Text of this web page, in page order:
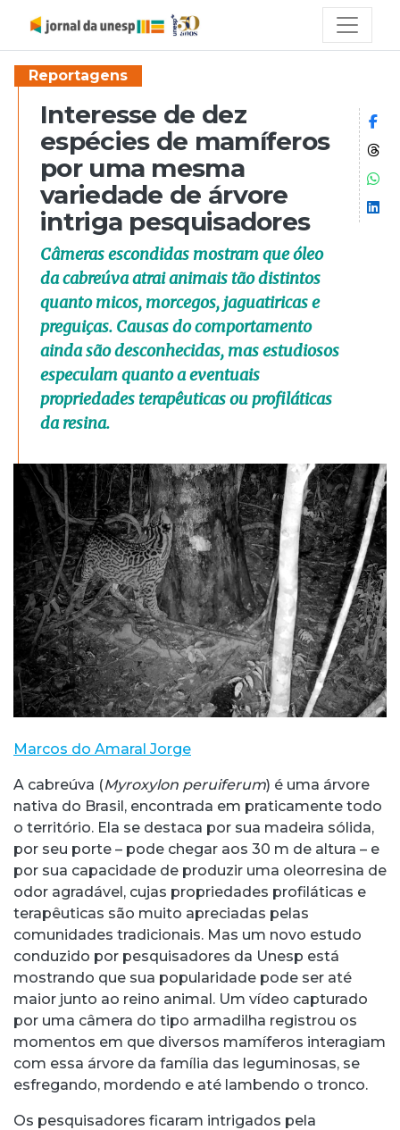
Reportagens
Interesse de dez
espécies de mamíferos
por uma mesma
variedade de árvore
intriga pesquisadores
Câmeras escondidas mostram que óleo
da cabreúva atrai animais tão distintos
quanto micos, morcegos, jaguatiricas e
preguiças. Causas do comportamento
ainda são desconhecidas, mas estudiosos
especulam quanto a eventuais
propriedades terapêuticas ou profiláticas
da resina.
Marcos do Amaral Jorge
A cabreúva (Myroxylon peruiferum) é uma árvore
nativa do Brasil, encontrada em praticamente todo
o território. Ela se destaca por sua madeira sólida,
por seu porte – pode chegar aos 30 m de altura – e
por sua capacidade de produzir uma oleorresina de
odor agradável, cujas propriedades profiláticas e
terapêuticas são muito apreciadas pelas
comunidades tradicionais. Mas um novo estudo
conduzido por pesquisadores da Unesp está
mostrando que sua popularidade pode ser até
maior junto ao reino animal. Um vídeo capturado
por uma câmera do tipo armadilha registrou os
momentos em que diversos mamíferos interagiam
com essa árvore da família das leguminosas, se
esfregando, mordendo e até lambendo o tronco.
Os pesquisadores ficaram intrigados pela